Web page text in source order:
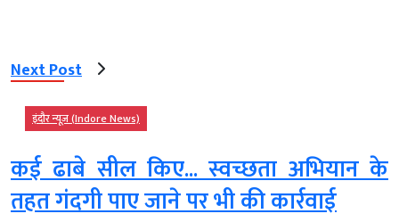
Next Post
इंदौर न्यूज़ (Indore News)
कई ढाबे सील किए... स्वच्छता अभियान के
तहत गंदगी पाए जाने पर भी की कार्रवाई